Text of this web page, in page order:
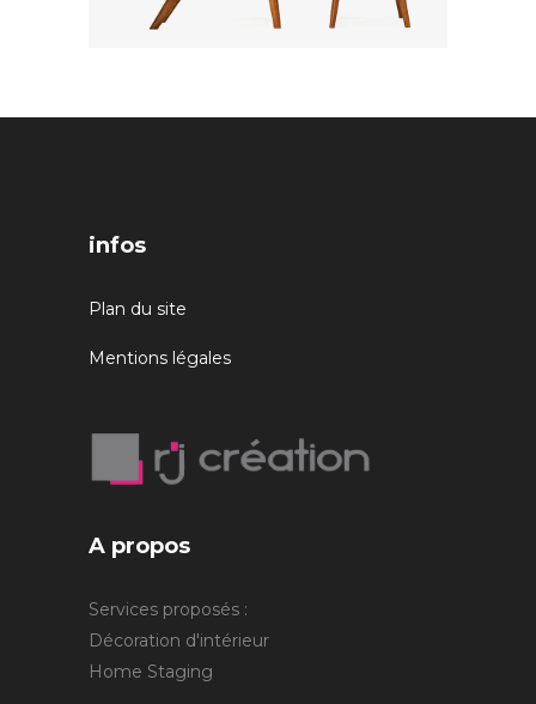
infos
Plan du site
Mentions légales
A propos
Services proposés :
Décoration d'intérieur
Home Staging